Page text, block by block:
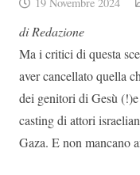
di Redazione
Ma i critici di questa
aver cancellato quella
dei genitori di Gesù
casting di attori
Gaza. E non mancano